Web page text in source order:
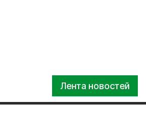
Лента новостей